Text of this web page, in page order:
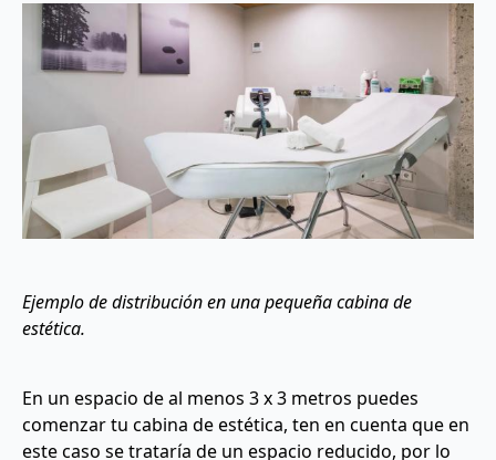
Ejemplo de distribución en una pequeña cabina de
estética.
En un espacio de al menos 3 x 3 metros puedes
comenzar tu cabina de estética, ten en cuenta que en
este caso se trataría de un espacio reducido, por lo